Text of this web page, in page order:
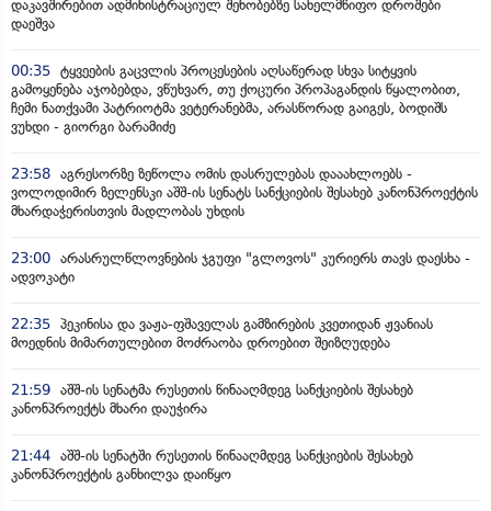
დაკავშირებით ადმინისტრაციულ შენობებზე სახელმწიფო დროშები
დაეშვა
00:35 ტყვეების გაცვლის პროცესების აღსაწერად სხვა სიტყვის
გამოყენება აჯობებდა, ვწუხვარ, თუ ქოცური პროპაგანდის წყალობით,
ჩემი ნათქვამი პატრიოტმა ვეტერანებმა, არასწორად გაიგეს, ბოდიშს
ვუხდი - გიორგი ბარამიძე
23:58 აგრესორზე ზეწოლა ომის დასრულებას დააახლოებს -
ვოლოდიმირ ზელენსკი აშშ-ის სენატს სანქციების შესახებ კანონპროექტის
მხარდაჭერისთვის მადლობას უხდის
23:00 არასრულწლოვნების ჯგუფი "გლოვოს" კურიერს თავს დაესხა -
ადვოკატი
22:35 პეკინისა და ვაჟა-ფშაველას გამზირების კვეთიდან ჟვანიას
მოედნის მიმართულებით მოძრაობა დროებით შეიზღუდება
21:59 აშშ-ის სენატმა რუსეთის წინააღმდეგ სანქციების შესახებ
კანონპროექტს მხარი დაუჭირა
21:44 აშშ-ის სენატში რუსეთის წინააღმდეგ სანქციების შესახებ
კანონპროექტის განხილვა დაიწყო